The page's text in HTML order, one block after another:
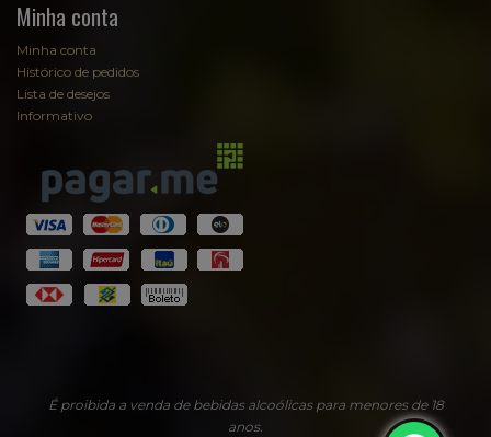
Minha conta
Minha conta
Histórico de pedidos
Lista de desejos
Informativo
É proibida a venda de bebidas alcoólicas para menores de 18
anos.